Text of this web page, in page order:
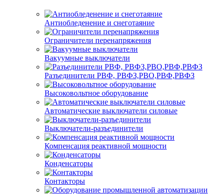
Антиобледенение и снеготаяние
Ограничители перенапряжения
Вакуумные выключатели
Разъединители РВФ, РВФЗ,РВО,РВФ,РВФЗ
Высоковольтное оборудование
Автоматические выключатели cиловые
Выключатели-разъединители
Компенсация реактивной мощности
Конденсаторы
Контакторы